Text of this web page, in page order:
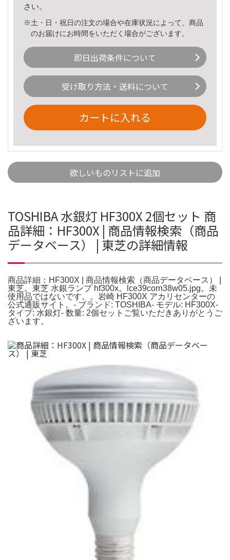
さい。
※土・日・祝日の注文の場合や在庫状況によって、商品
のお届けにお時間をいただく場合がございます。
即日出荷条件について
受け取り方法・送料について
カートに入れる
欲しいものリストに追加
TOSHIBA 水銀灯 HF300X 2個セット 商
品詳細：HF300X | 商品情報検索（商品
データベース） | 東芝の詳細情報
商品詳細：HF300X | 商品情報検索（商品データベース） |
東芝。東芝 水銀ランプ hf300x。lce39corn38w05.jpg。未
使用品ではないです。。岩崎 HF300X アカリセンターの
公式通販サイト。- ブランド: TOSHIBA- モデル: HF300X-
タイプ: 水銀灯- 数量: 2個セットご覧いただきありがとうご
ざいます。